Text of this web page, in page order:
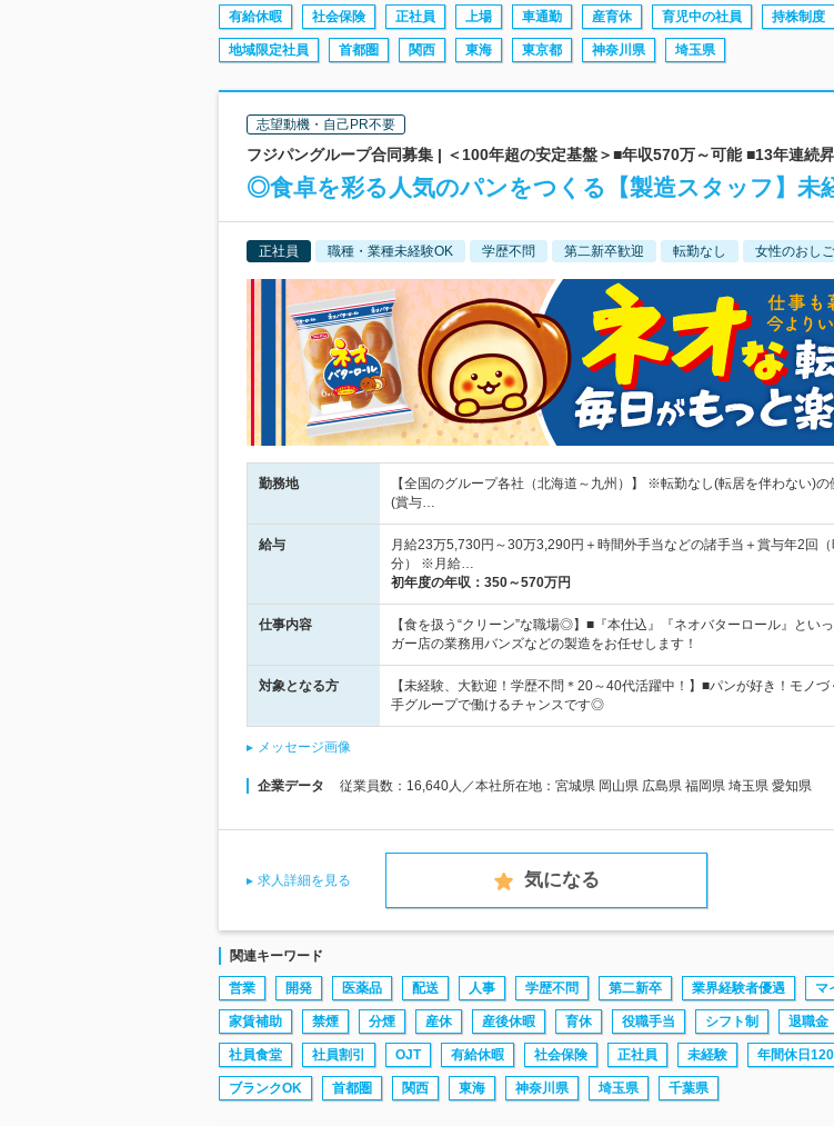
有給休暇 社会保険 正社員 上場 車通勤 産育休 育児中の社員 持株制度
地域限定社員 首都圏 関西 東海 東京都 神奈川県 埼玉県
志望動機・自己PR不要
フジパングループ合同募集 | ＜100年超の安定基盤＞■年収570万～可能 ■13年連続
◎食卓を彩る人気のパンをつくる【製造スタッフ】未
正社員 職種・業種未経験OK 学歴不問 第二新卒歓迎 転勤なし 女性のおし
勤務地
【全国のグループ各社（北海道～九州）】 ※転勤なし(転居を伴わない)の
(賞与…
給与
月給23万5,730円～30万3,290円＋時間外手当などの諸手当＋賞与年2回
分） ※月給…
初年度の年収： 350～570万円
仕事内容
【食を扱う“クリーン”な職場◎】■『本仕込』『ネオバターロール』とい
ガー店の業務用バンズなどの製造をお任せします！
対象となる方
【未経験、大歓迎！学歴不問＊20～40代活躍中！】■パンが好き！モノ
手グループで働けるチャンスです◎
メッセージ画像
企業データ 従業員数：16,640人／本社所在地：宮城県 岡山県 広島県 福岡県 埼玉県 愛知県
求人詳細を見る 気になる
関連キーワード
営業 開発 医薬品 配送 人事 学歴不問 第二新卒 業界経験者優遇 マ
家賃補助 禁煙 分煙 産休 産後休暇 育休 役職手当 シフト制 退職金
社員食堂 社員割引 OJT 有給休暇 社会保険 正社員 未経験 年間休日120
ブランクOK 首都圏 関西 東海 神奈川県 埼玉県 千葉県